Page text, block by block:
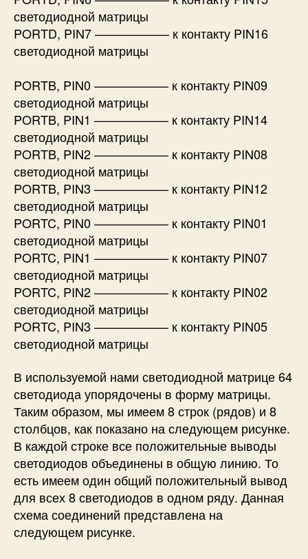
светодиодной матрицы
PORTD, PIN7 —————— к контакту PIN16
светодиодной матрицы
PORTB, PIN0 —————— к контакту PIN09
светодиодной матрицы
PORTB, PIN1 —————— к контакту PIN14
светодиодной матрицы
PORTB, PIN2 —————— к контакту PIN08
светодиодной матрицы
PORTB, PIN3 —————— к контакту PIN12
светодиодной матрицы
PORTC, PIN0 —————— к контакту PIN01
светодиодной матрицы
PORTC, PIN1 —————— к контакту PIN07
светодиодной матрицы
PORTC, PIN2 —————— к контакту PIN02
светодиодной матрицы
PORTC, PIN3 —————— к контакту PIN05
светодиодной матрицы
В используемой нами светодиодной матрице 64
светодиода упорядочены в форму матрицы.
Таким образом, мы имеем 8 строк (рядов) и 8
столбцов, как показано на следующем рисунке.
В каждой строке все положительные выводы
светодиодов объединены в общую линию. То
есть имеем один общий положительный вывод
для всех 8 светодиодов в одном ряду. Данная
схема соединений представлена на
следующем рисунке.